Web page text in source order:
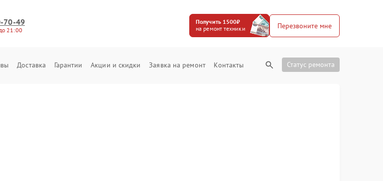
70-49
21:00
Получить 1500₽
на ремонт техники
Перезвоните мне
Доставка Гарантии Акции и скидки Заявка на ремонт Контакты Статус ремонта